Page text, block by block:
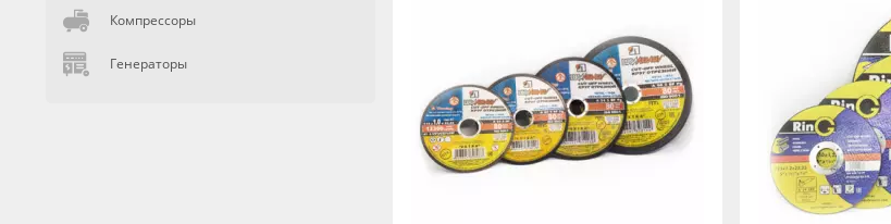
Компрессоры
Генераторы